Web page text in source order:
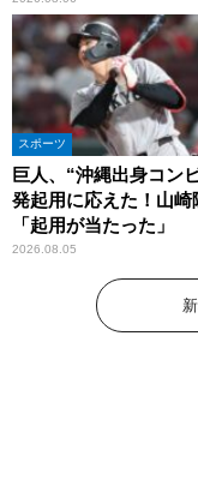
スポーツ
巨人、“沖縄出身コン
発起用に応えた！山崎
「起用が当たった」
2026.08.05